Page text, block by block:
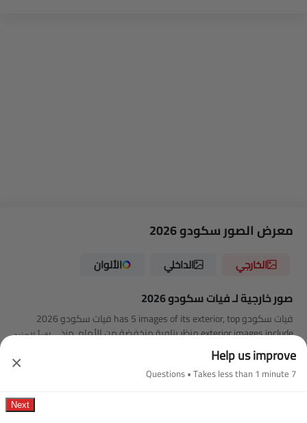
معرض الصور سكودو 2026
الخارجي الداخلي الألوان
صور خارجية لـ فيات سكودو 2026
فيات سكودو has 5 images of its exterior, top فيات سكودو 2026
exterior images include منظر بزاوية منخفضة من الأمام, منظر الزاوية
الخلفية, منظر أمامي جانبي متقاطع, عجلة, عرض متوسط جانبي خلفي.
اقرأ المزيد
Help us improve
7 Questions • Takes less than 1 minute
×